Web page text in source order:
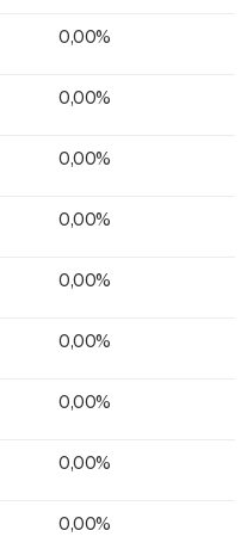
0,00%
0,00%
0,00%
0,00%
0,00%
0,00%
0,00%
0,00%
0,00%